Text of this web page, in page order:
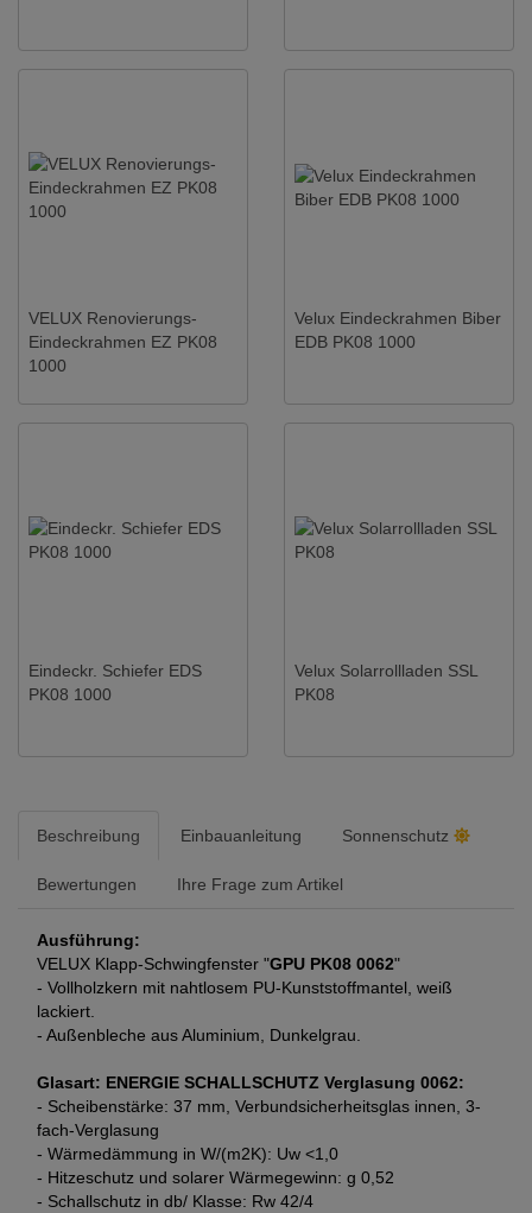
VELUX Renovierungs-
Eindeckrahmen EZ PK08
1000
Velux Eindeckrahmen Biber
EDB PK08 1000
Eindeckr. Schiefer EDS
PK08 1000
Velux Solarrollladen SSL
PK08
Beschreibung Einbauanleitung Sonnenschutz
Bewertungen Ihre Frage zum Artikel
Ausführung:
VELUX Klapp-Schwingfenster "GPU PK08 0062"
- Vollholzkern mit nahtlosem PU-Kunststoffmantel, weiß
lackiert.
- Außenbleche aus Aluminium, Dunkelgrau.
Glasart: ENERGIE SCHALLSCHUTZ Verglasung 0062:
- Scheibenstärke: 37 mm, Verbundsicherheitsglas innen, 3-
fach-Verglasung
- Wärmedämmung in W/(m2K): Uw <1,0
- Hitzeschutz und solarer Wärmegewinn: g 0,52
- Schallschutz in db/ Klasse: Rw 42/4